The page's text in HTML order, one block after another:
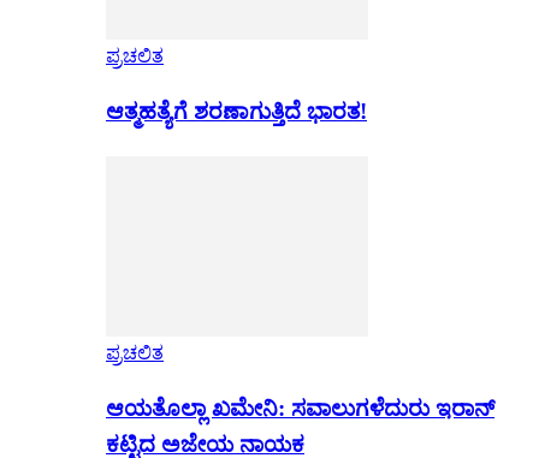
ಪ್ರಚಲಿತ
ಆತ್ಮಹತ್ಯೆಗೆ ಶರಣಾಗುತ್ತಿದೆ ಭಾರತ!
ಪ್ರಚಲಿತ
ಆಯತೊಲ್ಲಾ ಖಮೇನಿ: ಸವಾಲುಗಳೆದುರು ಇರಾನ್
ಕಟ್ಟಿದ ಅಜೇಯ ನಾಯಕ